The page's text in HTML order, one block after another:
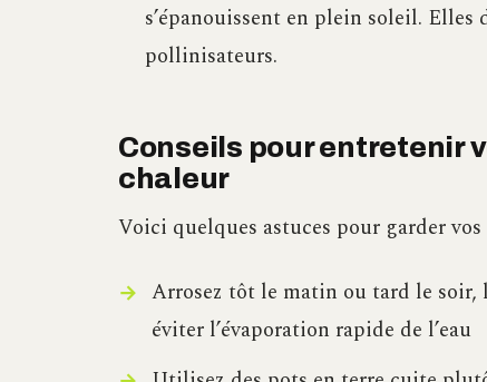
s’épanouissent en plein soleil.
pollinisateurs.
Conseils pour entretenir
chaleur
Voici quelques astuces pour garder
Arrosez tôt le matin ou tard le soir,
éviter l’évaporation rapide de l’eau